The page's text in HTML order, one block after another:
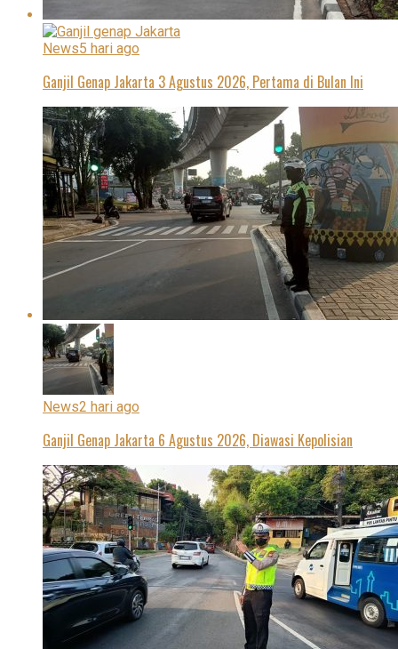
News5 hari ago
Ganjil Genap Jakarta 3 Agustus 2026, Pertama di Bulan Ini
News2 hari ago
Ganjil Genap Jakarta 6 Agustus 2026, Diawasi Kepolisian